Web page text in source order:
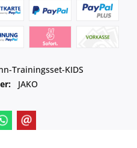
Trainingsset-KIDS
JAKO